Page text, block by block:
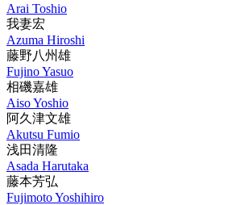
Arai Toshio
我妻宏
Azuma Hiroshi
藤野八州雄
Fujino Yasuo
相磯嘉雄
Aiso Yoshio
阿久津文雄
Akutsu Fumio
浅田清隆
Asada Harutaka
藤本芳弘
Fujimoto Yoshihiro